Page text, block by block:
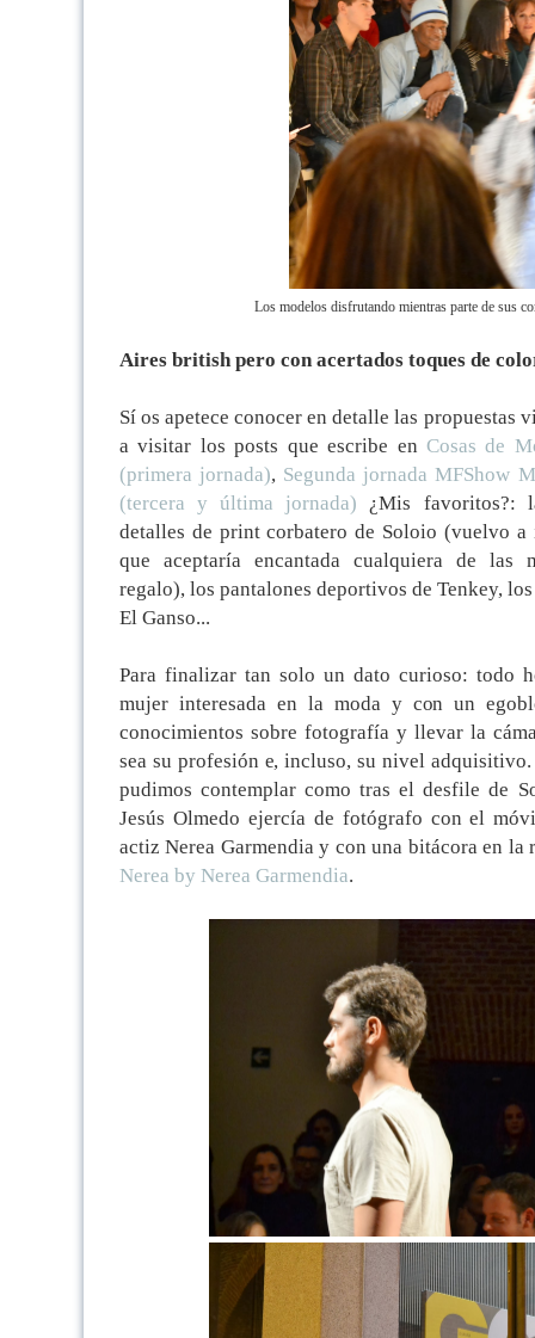
Los modelos disfrutando mientras parte de sus
Aires british pero con acertados toques de
Sí os apetece conocer en detalle las propuestas
a visitar los posts que escribe en Cosas de
(primera jornada), Segunda jornada MFShow
(tercera y última jornada) ¿Mis favoritos?:
detalles de print corbatero de Soloio (vuelvo a
que aceptaría encantada cualquiera de las
regalo), los pantalones deportivos de Tenkey,
El Ganso...
Para finalizar tan solo un dato curioso: todo
mujer interesada en la moda y con un
conocimientos sobre fotografía y llevar la
sea su profesión e, incluso, su nivel adquisitivo.
pudimos contemplar como tras el desfile de
Jesús Olmedo ejercía de fotógrafo con el
actiz Nerea Garmendia y con una bitácora en la
Nerea by Nerea Garmendia.